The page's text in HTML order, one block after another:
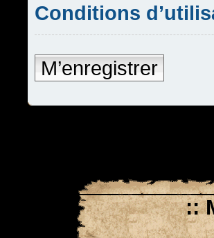
Conditions
M’enregistrer
::